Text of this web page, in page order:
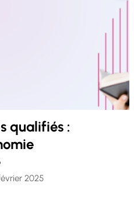
qualifiés :
2025